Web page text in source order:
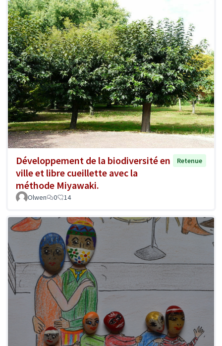
Développement de la biodiversité en
ville et libre cueillette avec la
méthode Miyawaki.
Retenue
Olwen 0 14